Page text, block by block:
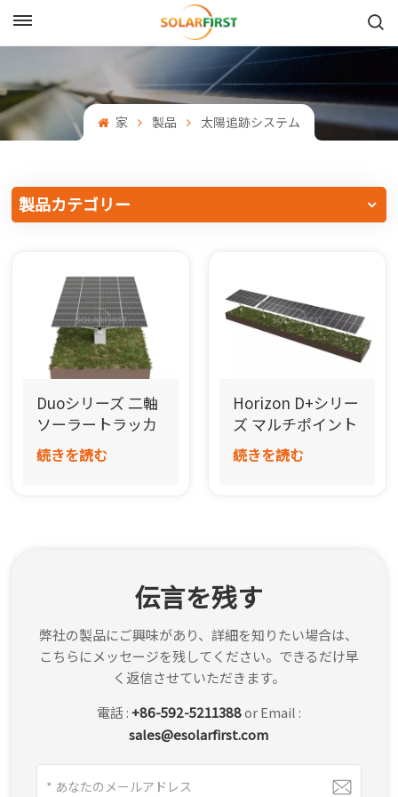
English
Français
中文
Español
Português
日本語
한국어
بالعربية
家 製品 太陽追跡システム
製品カテゴリー
Duoシリーズ 二軸
ソーラートラッカ
ーシステム
続きを読む
Horizo​​n D+シリー
ズ マルチポイント
ドライブ単軸ソー
ラートラッカーシ
続きを読む
伝言を残す
弊社の製品にご興味があり、詳細を知りたい場合は、
こちらにメッセージを残してください。できるだけ早
く返信させていただきます。
電話 : +86-592-5211388or Email :
sales@esolarfirst.com